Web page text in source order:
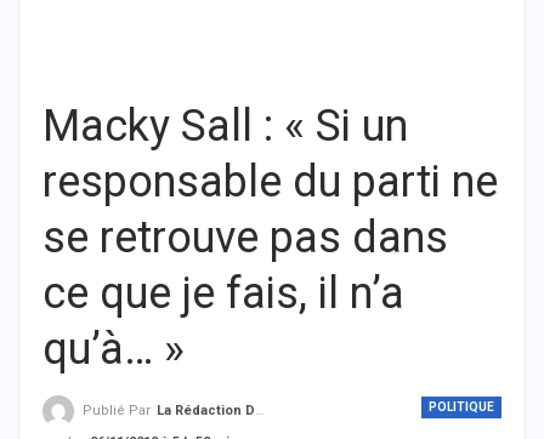
Macky Sall : « Si un
responsable du parti ne
se retrouve pas dans
ce que je fais, il n’a
qu’à… »
POLITIQUE
Publié Par La Rédaction De THIEYSENEGAL.com